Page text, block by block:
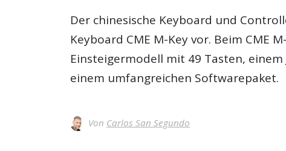
Der chinesische Keyboard und
Keyboard CME M-Keyvor. Beim CME
Einsteigermodell mit 49 Tasten, einem
einem umfangreichen Softwarepaket.
Von Carlos San Segundo